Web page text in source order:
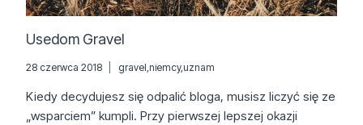
Usedom Gravel
28 czerwca 2018 gravel,niemcy,uznam
Kiedy decydujesz się odpalić bloga, musisz liczyć się ze
„wsparciem” kumpli. Przy pierwszej lepszej okazji